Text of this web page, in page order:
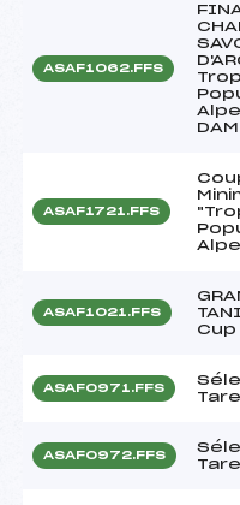
ASAF1062.FFS
ASAF1721.FFS
ASAF1021.FFS
Cup
ASAF0971.FFS
ASAF0972.FFS